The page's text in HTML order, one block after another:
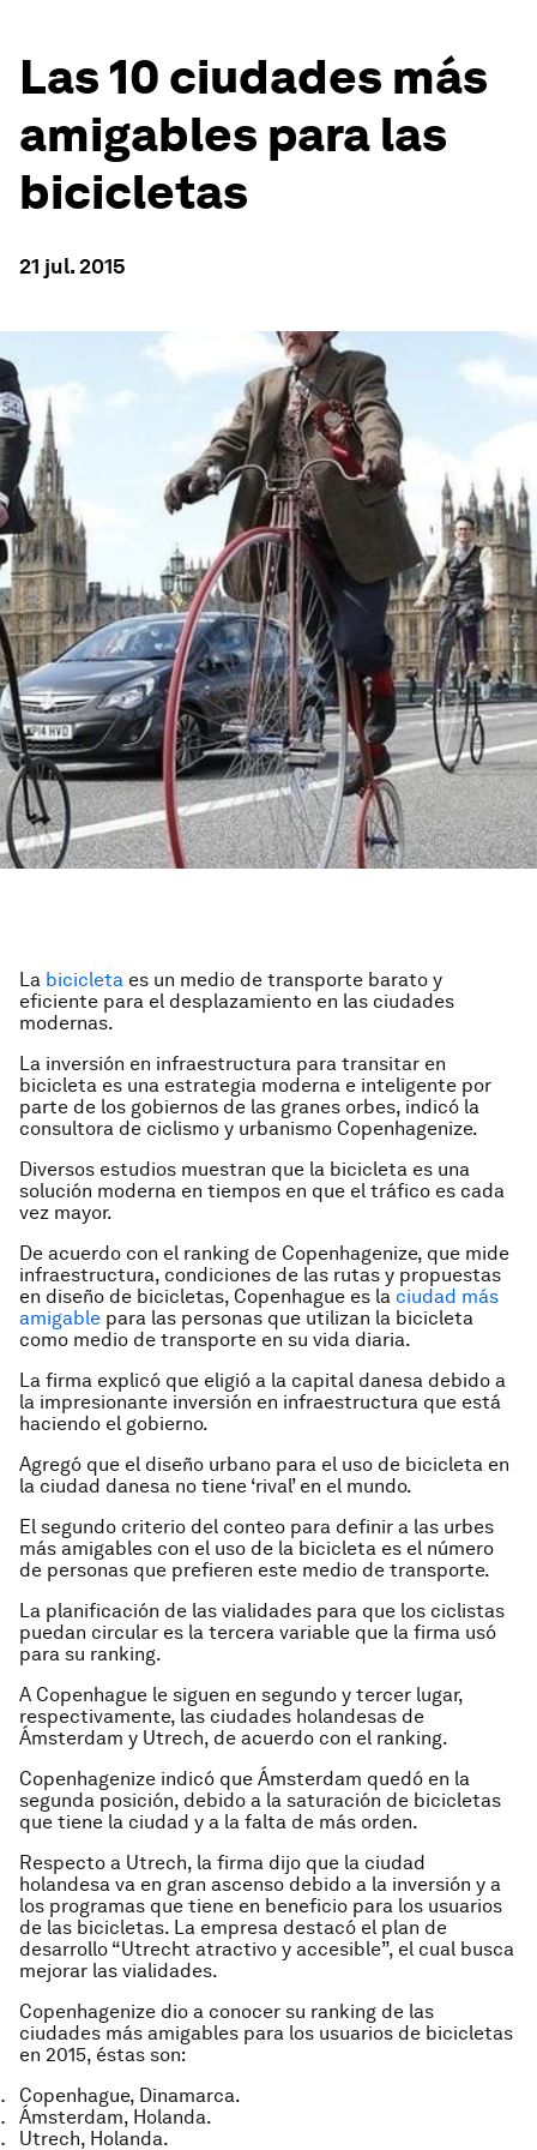
Las 10 ciudades más
amigables para las
bicicletas
21 jul. 2015
La bicicleta es un medio de transporte barato y
eficiente para el desplazamiento en las ciudades
modernas.
La inversión en infraestructura para transitar en
bicicleta es una estrategia moderna e inteligente por
parte de los gobiernos de las granes orbes, indicó la
consultora de ciclismo y urbanismo Copenhagenize.
Diversos estudios muestran que la bicicleta es una
solución moderna en tiempos en que el tráfico es cada
vez mayor.
De acuerdo con el ranking de Copenhagenize, que mide
infraestructura, condiciones de las rutas y propuestas
en diseño de bicicletas, Copenhague es la ciudad más
amigable para las personas que utilizan la bicicleta
como medio de transporte en su vida diaria.
La firma explicó que eligió a la capital danesa debido a
la impresionante inversión en infraestructura que está
haciendo el gobierno.
Agregó que el diseño urbano para el uso de bicicleta en
la ciudad danesa no tiene ‘rival’ en el mundo.
El segundo criterio del conteo para definir a las urbes
más amigables con el uso de la bicicleta es el número
de personas que prefieren este medio de transporte.
La planificación de las vialidades para que los ciclistas
puedan circular es la tercera variable que la firma usó
para su ranking.
A Copenhague le siguen en segundo y tercer lugar,
respectivamente, las ciudades holandesas de
Ámsterdam y Utrech, de acuerdo con el ranking.
Copenhagenize indicó que Ámsterdam quedó en la
segunda posición, debido a la saturación de bicicletas
que tiene la ciudad y a la falta de más orden.
Respecto a Utrech, la firma dijo que la ciudad
holandesa va en gran ascenso debido a la inversión y a
los programas que tiene en beneficio para los usuarios
de las bicicletas. La empresa destacó el plan de
desarrollo “Utrecht atractivo y accesible”, el cual busca
mejorar las vialidades.
Copenhagenize dio a conocer su ranking de las
ciudades más amigables para los usuarios de bicicletas
en 2015, éstas son:
Copenhague, Dinamarca.
Ámsterdam, Holanda.
Utrech, Holanda.